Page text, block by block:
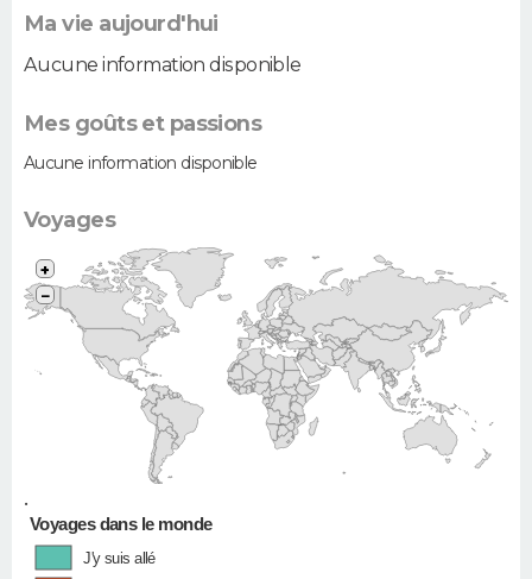
Ma vie aujourd'hui
Aucune information disponible
Mes goûts et passions
Aucune information disponible
Voyages
•
+
−
Voyages dans le monde
J'y suis allé